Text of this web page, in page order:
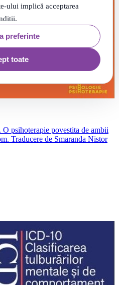
ului implică acceptarea
preferinte
toate
psihoterapie povestita de ambii
Traducere de Smaranda Nistor